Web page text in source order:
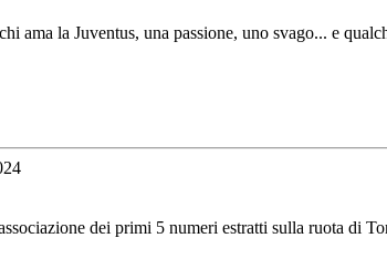
ama la Juventus, una passione, uno svago... e
dei primi 5 numeri estratti sulla ruota di